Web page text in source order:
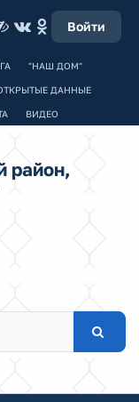
Войти
"НАШ ДОМ"
ДАННЫЕ
ВИДЕО
район,